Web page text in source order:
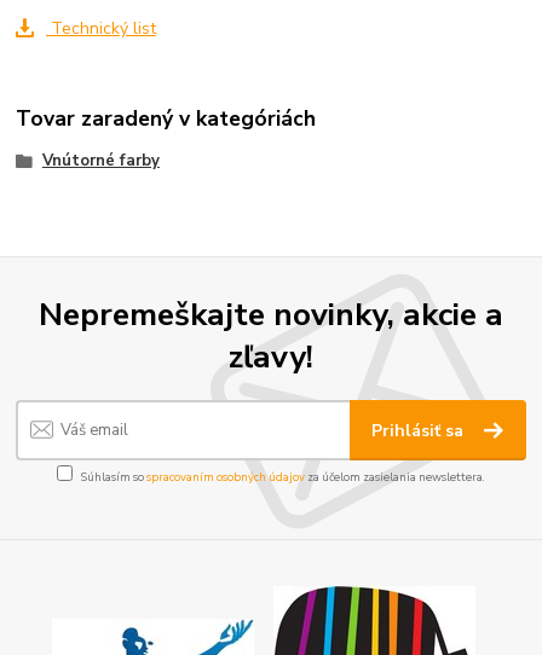
Technický list
Tovar zaradený v kategóriách
Vnútorné farby
Nepremeškajte novinky, akcie a
zľavy!
Prihlásiť sa
Súhlasím sospracovaním osobných údajov za účelom zasielania newslettera.